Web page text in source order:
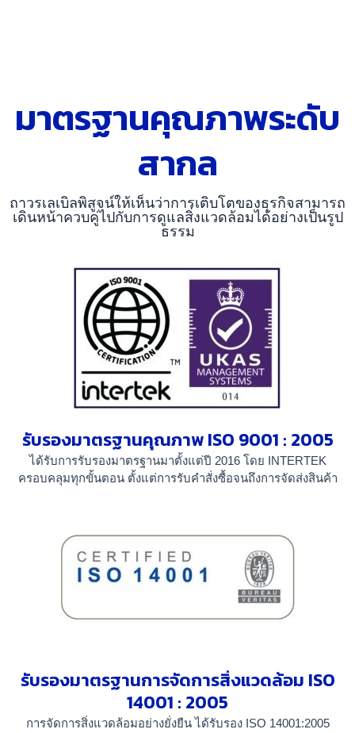
มาตรฐานคุณภาพระดับ
สากล
ถาวรเลเบิลพิสูจน์ให้เห็นว่าการเติบโตของธุรกิจสามารถ
เดินหน้าควบคู่ไปกับการดูแลสิ่งแวดล้อมได้อย่างเป็นรูป
ธรรม
รับรองมาตรฐานคุณภาพ ISO 9001 : 2005
ได้รับการรับรองมาตรฐานมาตั้งแต่ปี 2016โดย INTERTEK
ครอบคลุมทุกขั้นตอน ตั้งแต่การรับคำสั่งซื้อจนถึงการจัดส่งสินค้า
รับรองมาตรฐานการจัดการสิ่งแวดล้อม ISO
14001 : 2005
การจัดการสิ่งแวดล้อมอย่างยั่งยืนได้รับรอง ISO 14001:2005